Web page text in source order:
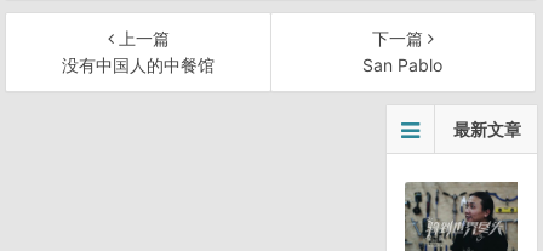
上一篇
没有中国人的中餐馆
下一篇
San Pablo
最新文章